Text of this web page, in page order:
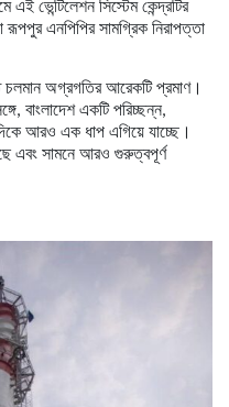
এই ভেন্টিলেশন সিস্টেম কেন্দ্রটির
রূপপুর এনপিপির সামগ্রিক নিরাপত্তা
অগ্রগতির আরেকটি প্রমাণ।
বাংলাদেশ একটি পরিচ্ছন্ন,
আরও এক ধাপ এগিয়ে যাচ্ছে।
এবং সামনে আরও গুরুত্বপূর্ণ